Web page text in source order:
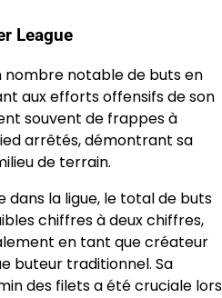
League
nombre notable de buts en
aux efforts offensifs de son
souvent de frappes à
arrêtés, démontrant sa
de terrain.
dans la ligue, le total de buts
chiffres à deux chiffres,
en tant que créateur
buteur traditionnel. Sa
des filets a été cruciale lors